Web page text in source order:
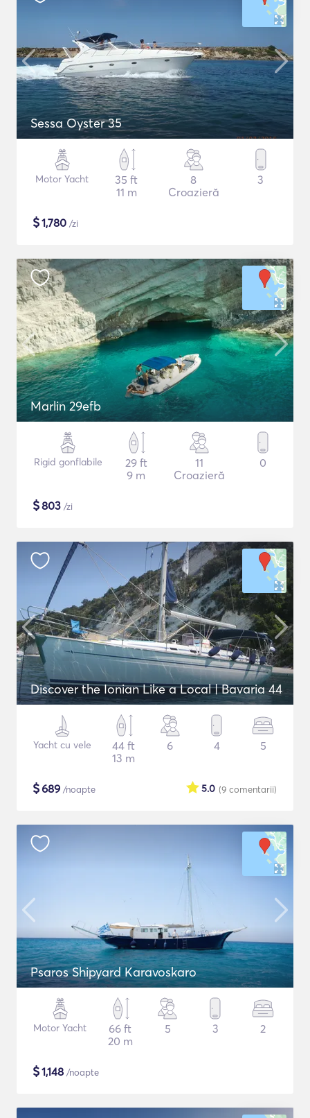
Sessa Oyster 35
Motor Yacht
35 ft
11 m
8
Croazieră
3
$1,780 /zi
Marlin 29efb
Rigid gonflabile
29 ft
9 m
11
Croazieră
0
$803 /zi
Discover the Ionian Like a Local | Bavaria 44
Yacht cu vele
44 ft
13 m
6 4 5
$689 /noapte (9 comentarii)
5.0
Psaros Shipyard Karavoskaro
Motor Yacht
66 ft
20 m
5 3 2
$1,148 /noapte